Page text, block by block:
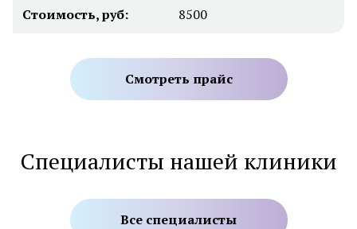
Стоимость, руб: 8500
Смотреть прайс
Специалисты нашей клиники
Все специалисты